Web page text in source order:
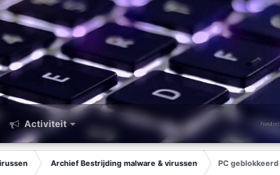
Activiteit
Archief Bestrijding malware & virussen PC